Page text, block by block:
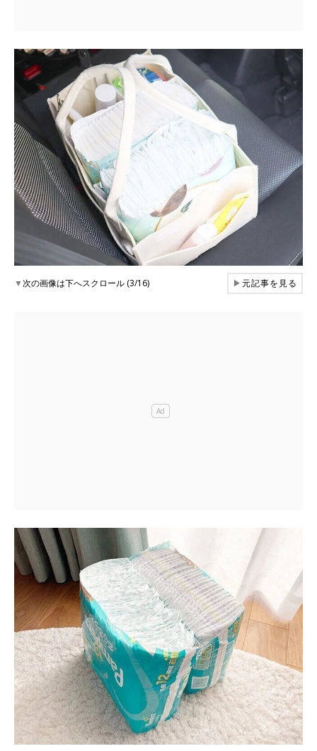
▼次の画像は下へスクロール (3/16) ▶元記事を見る